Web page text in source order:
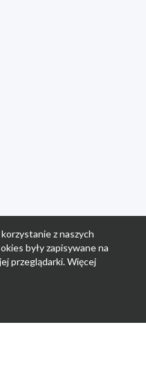
z naszych
były zapisywane na
przeglądarki. Więcej